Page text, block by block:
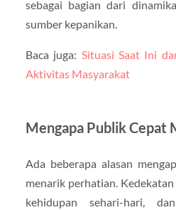
sebagai bagian dari
sumber kepanikan.
Baca juga: Situasi Saat Ini
Aktivitas Masyarakat
Mengapa Publik Cepat
Ada beberapa alasan
menarik perhatian.
kehidupan sehari-hari,